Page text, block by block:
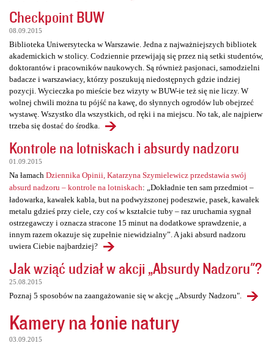
Checkpoint BUW
08.09.2015
Biblioteka Uniwersytecka w Warszawie. Jedna z najważniejszych bibliotek
akademickich w stolicy. Codziennie przewijają się przez nią setki studentów,
doktorantów i pracowników naukowych. Są również pasjonaci, samodzielni
badacze i warszawiacy, którzy poszukują niedostępnych gdzie indziej
pozycji. Wycieczka po mieście bez wizyty w BUW-ie też się nie liczy. W
wolnej chwili można tu pójść na kawę, do słynnych ogrodów lub obejrzeć
wystawę. Wszystko dla wszystkich, od ręki i na miejscu. No tak, ale najpierw
trzeba się dostać do środka.
Kontrole na lotniskach i absurdy nadzoru
01.09.2015
Na łamach Dziennika Opinii, Katarzyna Szymielewicz przedstawia swój
absurd nadzoru – kontrole na lotniskach: „Dokładnie ten sam przedmiot –
ładowarka, kawałek kabla, but na podwyższonej podeszwie, pasek, kawałek
metalu gdzieś przy ciele, czy coś w kształcie tuby – raz uruchamia sygnał
ostrzegawczy i oznacza stracone 15 minut na dodatkowe sprawdzenie, a
innym razem okazuje się zupełnie niewidzialny”. A jaki absurd nadzoru
uwiera Ciebie najbardziej?
Jak wziąć udział w akcji „Absurdy Nadzoru"?
25.08.2015
Poznaj 5 sposobów na zaangażowanie się w akcję „Absurdy Nadzoru".
Kamery na łonie natury
03.09.2015